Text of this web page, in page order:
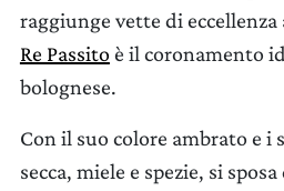
raggiunge vette di eccellenza
Re Passito è il coronamento
bolognese.
Con il suo colore ambrato e i
secca, miele e spezie, si